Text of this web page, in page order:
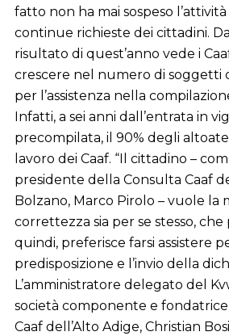
fatto non ha mai sospeso
continue richieste dei cittadini.
risultato di quest’anno vede i
crescere nel numero di soggetti
per l’assistenza nella
Infatti, a sei anni dall’entrata in
precompilata, il 90% degli
lavoro dei Caaf. “Il cittadino –
presidente della Consulta Caaf
Bolzano, Marco Pirolo – vuole la
correttezza sia per se stesso, che
quindi, preferisce farsi assistere
predisposizione e l’invio della
L’amministratore delegato del
società componente e
Caaf dell’Alto Adige, Christian